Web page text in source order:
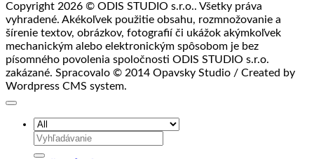
Copyright 2026 © ODIS STUDIO s.r.o.. Všetky práva
vyhradené. Akékoľvek použitie obsahu, rozmnožovanie a
šírenie textov, obrázkov, fotografií či ukážok akýmkoľvek
mechanickým alebo elektronickým spôsobom je bez
písomného povolenia spoločnosti ODIS STUDIO s.r.o.
zakázané. Spracovalo © 2014 Opavsky Studio / Created by
Wordpress CMS system.
Hľadať: